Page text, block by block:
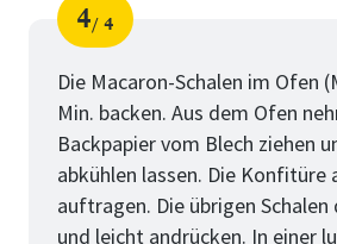
Schritt
4
von
4
Die Macaron-Schalen im Ofen
Min. backen. Aus dem Ofen
Backpapier vom Blech ziehen
abkühlen lassen. Die Konfitüre
auftragen. Die übrigen
und leicht andrücken. In einer